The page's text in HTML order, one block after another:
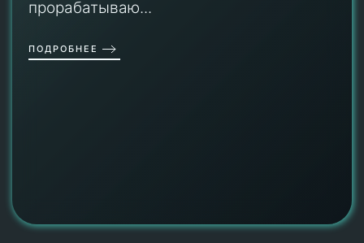
прорабатываю...
ПОДРОБНЕЕ